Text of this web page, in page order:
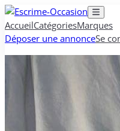
AccueilCatégoriesMarques
Déposer une annonceSe